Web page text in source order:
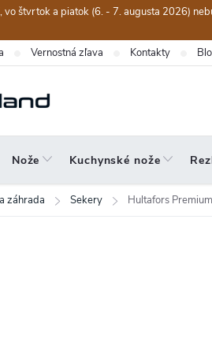
vo štvrtok a piatok (6. - 7. augusta 2026)
Vernostná zľava Kontakty
Nože Kuchynské nože
záhrada Sekery Hultafors